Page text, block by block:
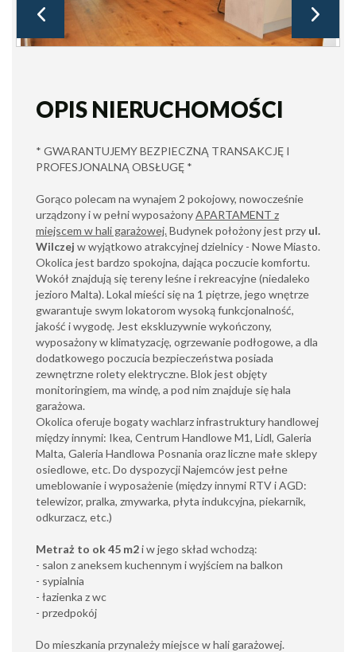
OPIS NIERUCHOMOŚCI
* GWARANTUJEMY BEZPIECZNĄ TRANSAKCJĘ I
PROFESJONALNĄ OBSŁUGĘ *
Gorąco polecam na wynajem 2 pokojowy, nowocześnie
urządzony i w pełni wyposażonyAPARTAMENT z
miejscem w hali garażowej. Budynek położony jest przy ul.
Wilczej w wyjątkowo atrakcyjnej dzielnicy - Nowe Miasto.
Okolica jest bardzo spokojna, dająca poczucie komfortu.
Wokół znajdują się tereny leśne i rekreacyjne (niedaleko
jezioro Malta). Lokal mieści się na 1 piętrze, jego wnętrze
gwarantuje swym lokatorom wysoką funkcjonalność,
jakość i wygodę. Jest ekskluzywnie wykończony,
wyposażony w klimatyzację, ogrzewanie podłogowe, a dla
dodatkowego poczucia bezpieczeństwa posiada
zewnętrzne rolety elektryczne. Blok jest objęty
monitoringiem, ma windę, a pod nim znajduje się hala
garażowa.
Okolica oferuje bogaty wachlarz infrastruktury handlowej
między innymi: Ikea, Centrum Handlowe M1, Lidl, Galeria
Malta, Galeria Handlowa Posnania oraz liczne małe sklepy
osiedlowe, etc. Do dyspozycji Najemców jest pełne
umeblowanie i wyposażenie (między innymi RTV i AGD:
telewizor, pralka, zmywarka, płyta indukcyjna, piekarnik,
odkurzacz, etc.)
Metraż to ok 45 m2i w jego skład wchodzą:
- salon z aneksem kuchennym i wyjściem na balkon
- sypialnia
- łazienka z wc
- przedpokój
Do mieszkania przynależy miejsce w hali garażowej.